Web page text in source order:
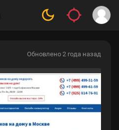
Обновлено 2 года назад